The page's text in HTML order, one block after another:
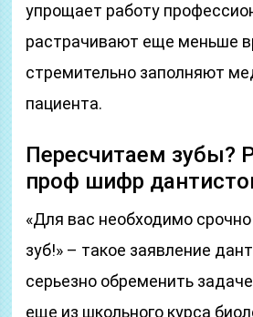
упрощает работу
растрачивают еще меньше
стремительно заполняют
пациента.
Пересчитаем зубы?
проф шифр
«Для вас необходимо
зуб!» – такое заявление
серьезно обременить
еще из школьного курса